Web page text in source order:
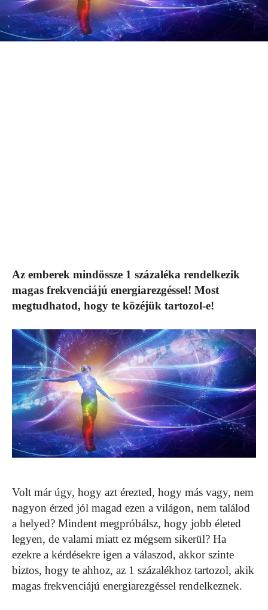
Az emberek mindössze 1 százaléka rendelkezik
magas frekvenciájú energiarezgéssel! Most
megtudhatod, hogy te közéjük tartozol-e!
Volt már úgy, hogy azt érezted, hogy más vagy, nem
nagyon érzed jól magad ezen a világon, nem találod
a helyed? Mindent megpróbálsz, hogy jobb életed
legyen, de valami miatt ez mégsem sikerül? Ha
ezekre a kérdésekre igen a válaszod, akkor szinte
biztos, hogy te ahhoz, az 1 százalékhoz tartozol, akik
magas frekvenciájú energiarezgéssel rendelkeznek.